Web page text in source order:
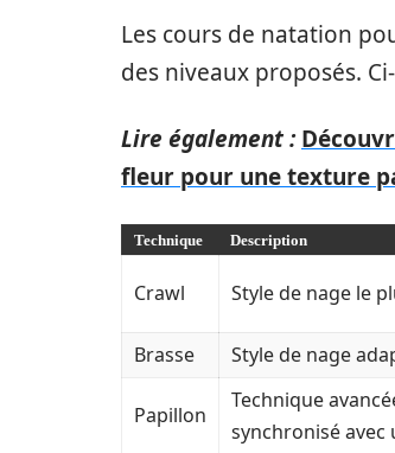
Les cours de natation
des niveaux proposés.
Lire également :
fleur pour une texture
Technique Description
Crawl Style de nage le
Brasse
Style de nage
Papillon
Technique
synchronisé avec